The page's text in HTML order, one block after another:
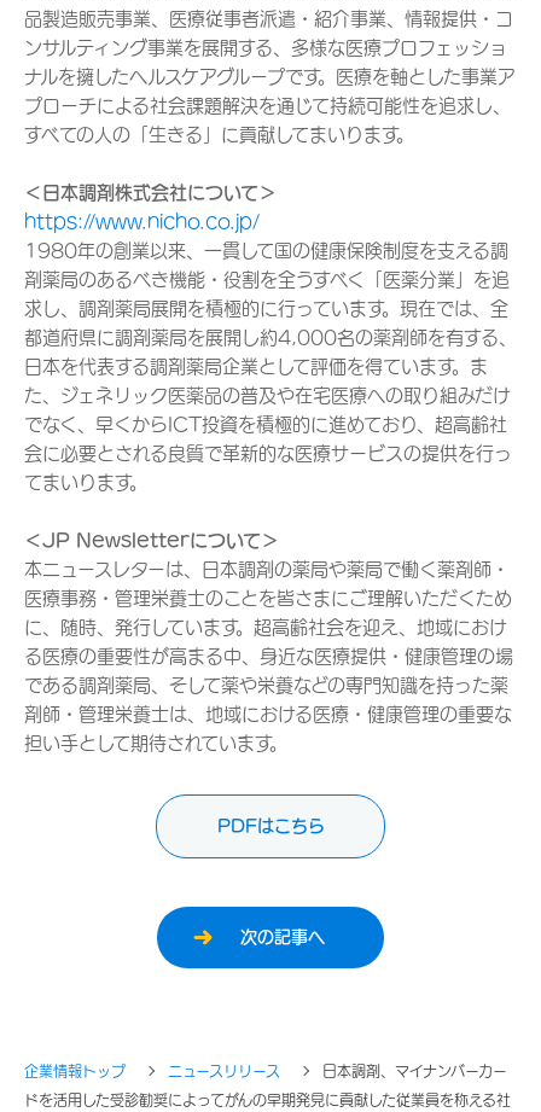
品製造販売事業、医療従事者派遣・紹介事業、情報提供・コ
ンサルティング事業を展開する、多様な医療プロフェッショ
ナルを擁したヘルスケアグループです。医療を軸とした事業ア
プローチによる社会課題解決を通じて持続可能性を追求し、
すべての人の「生きる」に貢献してまいります。
＜日本調剤株式会社について＞
https://www.nicho.co.jp/
1980年の創業以来、一貫して国の健康保険制度を支える調
剤薬局のあるべき機能・役割を全うすべく「医薬分業」を追
求し、調剤薬局展開を積極的に行っています。現在では、全
都道府県に調剤薬局を展開し約4,000名の薬剤師を有する、
日本を代表する調剤薬局企業として評価を得ています。ま
た、ジェネリック医薬品の普及や在宅医療への取り組みだけ
でなく、早くからICT投資を積極的に進めており、超高齢社
会に必要とされる良質で革新的な医療サービスの提供を行っ
てまいります。
＜JP Newsletterについて＞
本ニュースレターは、日本調剤の薬局や薬局で働く薬剤師・
医療事務・管理栄養士のことを皆さまにご理解いただくため
に、随時、発行しています。超高齢社会を迎え、地域におけ
る医療の重要性が高まる中、身近な医療提供・健康管理の場
である調剤薬局、そして薬や栄養などの専門知識を持った薬
剤師・管理栄養士は、地域における医療・健康管理の重要な
担い手として期待されています。
PDFはこちら
次の記事へ
企業情報トップ ニュースリリース
日本調剤、マイナンバーカー
ドを活用した受診勧奨によってがんの早期発見に貢献した従業員を称える社